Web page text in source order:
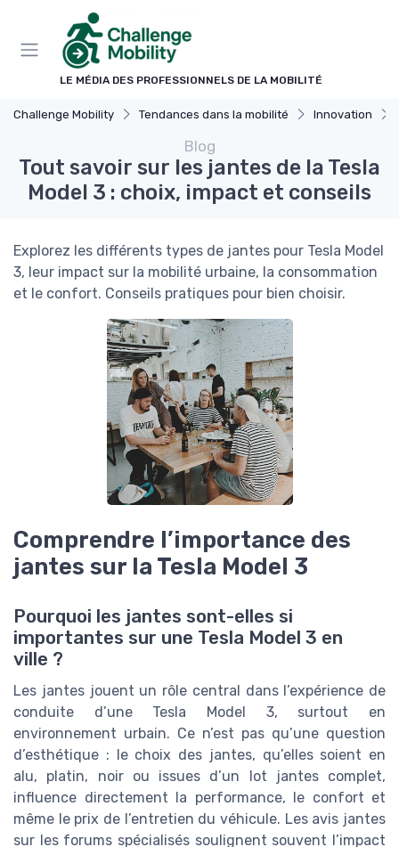
LE MÉDIA DES PROFESSIONNELS DE LA MOBILITÉ
Challenge Mobility Tendances dans la mobilité Innovation
Blog
Tout savoir sur les jantes de la Tesla
Model 3 : choix, impact et conseils
Explorez les différents types de jantes pour Tesla Model
3, leur impact sur la mobilité urbaine, la consommation
et le confort. Conseils pratiques pour bien choisir.
Comprendre l’importance des
jantes sur la Tesla Model 3
Pourquoi les jantes sont-elles si
importantes sur une Tesla Model 3 en
ville ?
Les jantes jouent un rôle central dans l’expérience de
conduite d’une Tesla Model 3, surtout en
environnement urbain. Ce n’est pas qu’une question
d’esthétique : le choix des jantes, qu’elles soient en
alu, platin, noir ou issues d’un lot jantes complet,
influence directement la performance, le confort et
même le prix de l’entretien du véhicule. Les avis jantes
sur les forums spécialisés soulignent souvent l’impact
Panneau de gestion des cookies